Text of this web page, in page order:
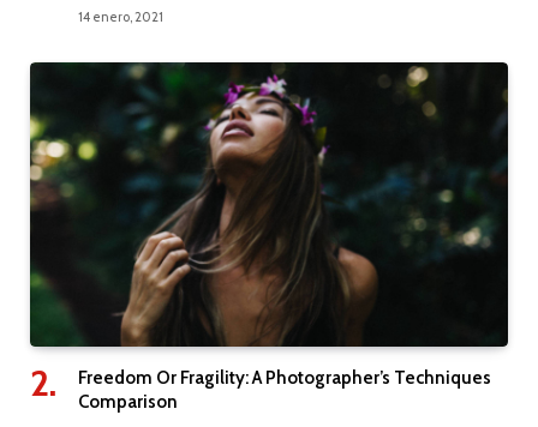
14 enero, 2021
Freedom Or Fragility: A Photographer’s Techniques
Comparison